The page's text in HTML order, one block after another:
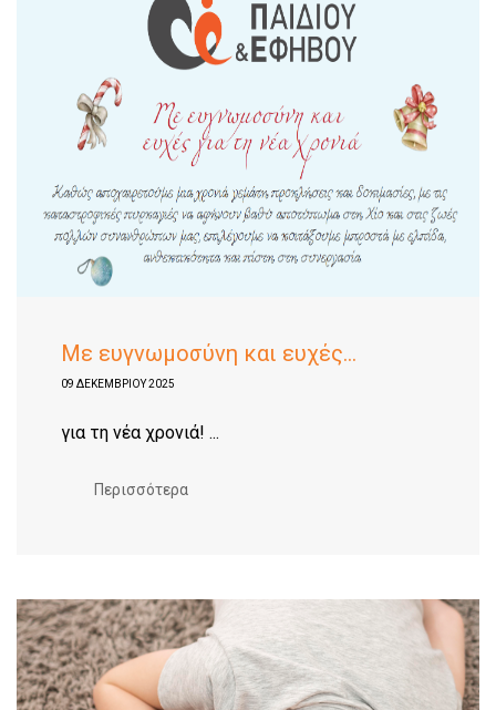
Με ευγνωμοσύνη και ευχές...
09 ΔΕΚΕΜΒΡΊΟΥ 2025
για τη νέα χρονιά! ...
Περισσότερα